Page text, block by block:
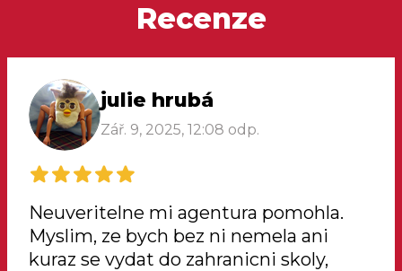
Recenze
julie hrubá
Zář. 9, 2025, 12:08 odp.
Neuveritelne mi agentura pomohla.
Myslim, ze bych bez ni nemela ani
kuraz se vydat do zahranicni skoly,